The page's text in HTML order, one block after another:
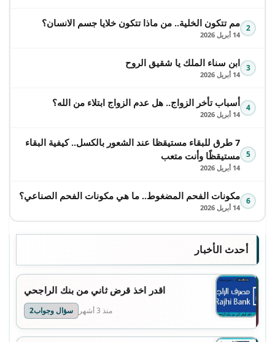
2 مم تتكون الخلية.. من ماذا تتكون خلايا جسم الانسان؟
14 أبريل 2026
3 ابن سناء الملك يا شقيق الروح
14 أبريل 2026
4 أسباب تأخر الزواج.. هل عدم الزواج ابتلاء من الله؟
14 أبريل 2026
5
7 طرق للبقاء مستيقظا عند الشعور بالكسل.. كيفية البقاء
مستيقظًا وأنت متعب
14 أبريل 2026
6 مكونات الفحم المضغوط.. ما هي مكونات الفحم الصناعي؟
14 أبريل 2026
أحدث الأخبار
اقدر اخذ قرض ثاني من بنك الراجحي
منذ 3 أشهر سؤال وجواب2